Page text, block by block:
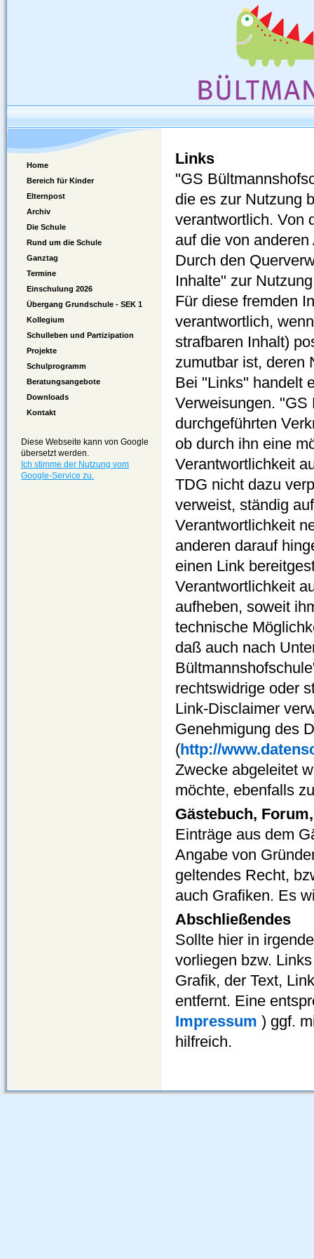
Home
Bereich für Kinder
Elternpost
Archiv
Die Schule
Rund um die Schule
Ganztag
Termine
Einschulung 2026
Übergang Grundschule - SEK 1
Kollegium
Schulleben und Partizipation
Projekte
Schulprogramm
Beratungsangebote
Downloads
Kontakt
Diese Webseite kann von Google
übersetzt werden.
Ich stimme der Nutzung vom
Google-Service zu.
Links
"GS
die es zur Nutzung
verantwortlich. Von
auf die von
Durch den
Inhalte" zur
Für diese fremden
verantwortlich,
strafbaren Inhalt)
zumutbar ist, deren
Bei "Links" handelt
Verweisungen. "GS
durchgeführten
ob durch ihn eine
Verantwortlichkeit
TDG nicht dazu
verweist, ständig
Verantwortlichkeit
anderen darauf
einen Link
Verantwortlichkeit
aufheben, soweit
technische
daß auch nach
rechtswidrige oder
Link-Disclaimer
Genehmigung des
(http://
Zwecke abgeleitet
möchte, ebenfalls
Gästebuch,
Einträge aus dem
Angabe von
geltendes Recht,
auch Grafiken. Es
Abschließendes
Sollte hier in
vorliegen bzw.
Grafik, der Text,
entfernt. Eine
Impressum ) ggf.
hilfreich.